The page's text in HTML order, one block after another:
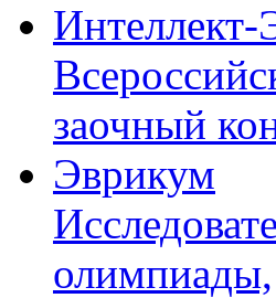
Интеллект-
заочный
Эврикум
олимпиады,